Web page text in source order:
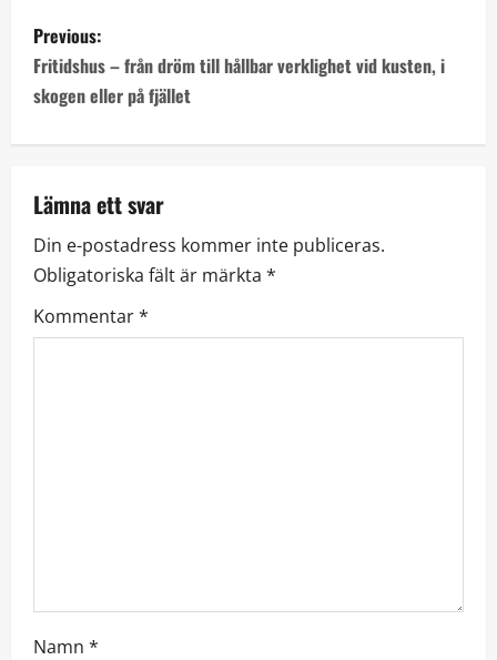
P
o
s
n
a
v
i
n
Previous:
Fritidshus – från dröm till hållbar verklighet vid kusten, i
skogen eller på fjället
Lämna ett svar
Din e-postadress kommer inte publiceras.
Obligatoriska fält är märkta *
Kommentar*
Namn *